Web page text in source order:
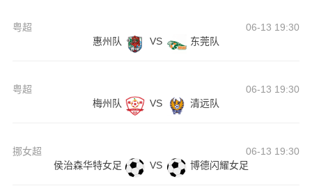
粤超
06-13 19:30
惠州队
VS 东莞队
粤超
06-13 19:30
梅州队
VS 清远队
挪女超
06-13 19:30
侯治森华特女足
VS 博德闪耀女足